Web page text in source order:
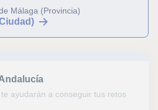
Málaga (Provincia)
ayudarán a conseguir tus retos